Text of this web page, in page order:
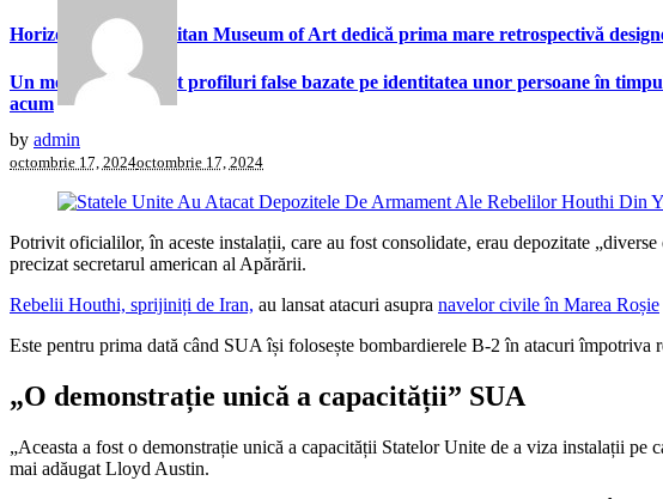
Horizons”. Metropolitan Museum of Art dedică prima mare retrospectivă
Un model A.I. a creat profiluri false bazate pe identitatea unor persoane în
acum
by admin
octombrie 17, 2024octombrie 17, 2024
Potrivit oficialilor, în aceste instalații, care au fost consolidate, erau depozitate
precizat secretarul american al Apărării.
Rebelii Houthi, sprijiniți de Iran, au lansat atacuri asupra navelor civile în Marea Roșie
Este pentru prima dată când SUA își folosește bombardierele B-2 în atacuri
„O demonstrație unică a capacității” SUA
„Aceasta a fost o demonstrație unică a capacității Statelor Unite de a viza instalații
mai adăugat Lloyd Austin.